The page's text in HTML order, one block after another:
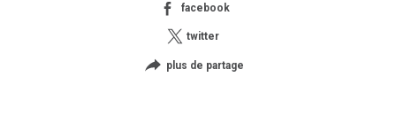
facebook
twitter
plus de partage